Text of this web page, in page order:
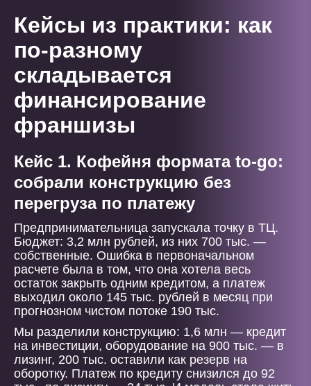
Кейсы из практики: как
по-разному
складывается
финансирование
франшизы
Кейс 1. Кофейня формата to-go:
собрали конструкцию без
перегруза по платежу
Предпринимательница запускала точку в ТЦ.
Бюджет: 3,2 млн рублей, из них 700 тыс. —
собственные. Ошибка в первоначальном
расчете была в том, что она хотела весь
остаток закрыть одним кредитом, а платеж
выходил около 145 тыс. рублей в месяц при
прогнозном чистом потоке 190 тыс.
Мы разделили конструкцию: 1,6 млн — кредит
на инвестиции, оборудование на 900 тыс. — в
лизинг, 200 тыс. оставили как резерв на
оборотку. Платеж по кредиту снизился до 92